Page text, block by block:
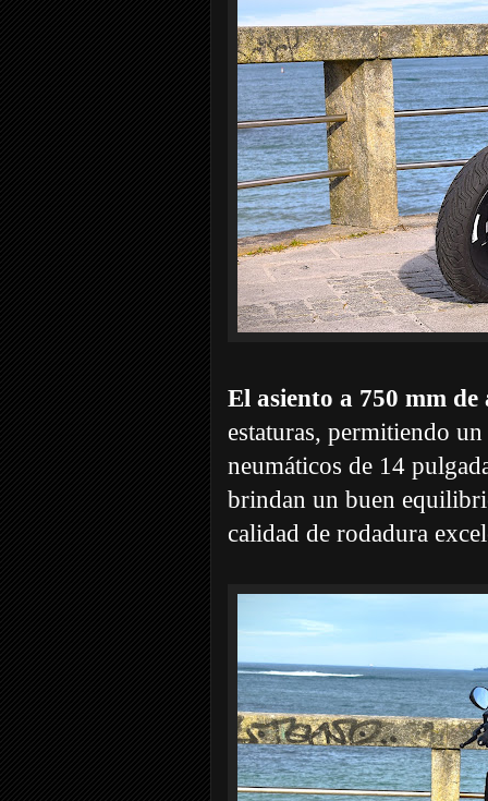
El asiento a 750 mm
estaturas, permitiendo
neumáticos de 14
brindan un buen
calidad de rodadura